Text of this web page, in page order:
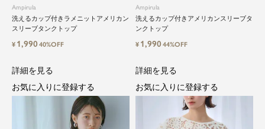
Ampirula
洗えるカップ付きラメニットアメリカン
スリーブタンクトップ
¥ 1,99040%OFF
Ampirula
洗えるカップ付きアメリカンスリーブタ
ンクトップ
¥ 1,99044%OFF
詳細を見る
お気に入りに登録する
詳細を見る
お気に入りに登録する